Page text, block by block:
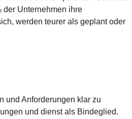
der Unternehmen ihre
werden teurer als geplant oder
und Anforderungen klar zu
und dienst als Bindeglied.